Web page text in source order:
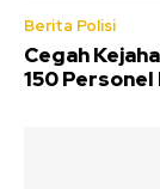
Berita Polisi
Cegah
150 Personel